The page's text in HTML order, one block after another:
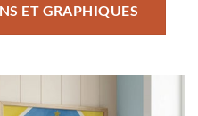
ET GRAPHIQUES